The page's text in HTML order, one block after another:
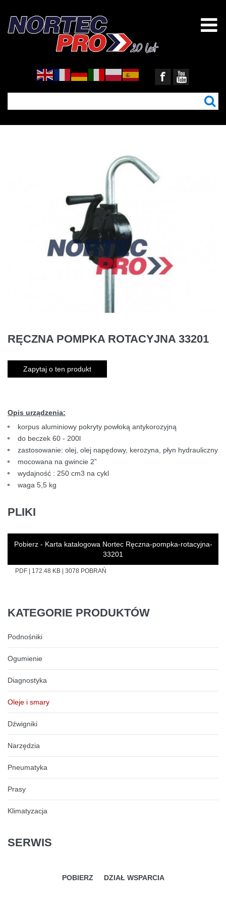
RĘCZNA POMPKA ROTACYJNA 33201
Zapytaj o ten produkt
Opis urządzenia:
korpus aluminiowy pokryty powłoką antykorozyjną
do beczek 60 - 200l
zastosowanie: olej, olej napędowy, kerozyna, płyn hydrauliczny
mocowana na gwincie 2”
wydajność : 250 cm3 na cykl
waga 5,5 kg
PLIKI
Pobierz - Karta katalogowa Nortec Ręczna-pompka-rotacyjna-
33201
PDF | 172.48 KB | 3078 POBRAŃ
KATEGORIE PRODUKTÓW
Podnośniki
Ogumienie
Diagnostyka
Oleje i smary
Dźwigniki
Narzędzia
Pneumatyka
Prasy
Klimatyzacja
SERWIS
POBIERZ DZIAŁ WSPARCIA